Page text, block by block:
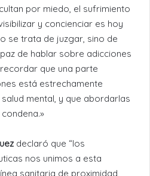
por miedo, el sufrimiento
y concienciar es hoy
se trata de juzgar, sino de
de hablar sobre adicciones
que una parte
está estrechamente
mental, y que abordarlas
declaró que “los
nos unimos a esta
sanitaria de proximidad,